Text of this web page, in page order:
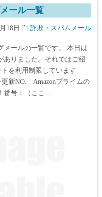
ール一覧
18日 詐欺・スパムメール
メールの一覧です。 本日は
ありました。それではご紹
トを利用制限しています
更新NO. Amazonプライムの
番号：（ここ…